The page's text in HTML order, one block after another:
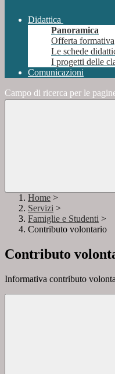
Didattica
Panoramica
Offerta formativa
Le schede
I progetti delle
Comunicazioni
Campo di ricerca per le
Home >
Servizi >
Famiglie e Studenti >
Contributo volontario
Contributo
Informativa contributo